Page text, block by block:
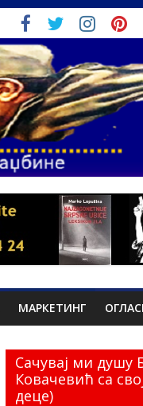
МАРКЕТИНГ
Сачувај ми душу
Ковачевић са
деце)